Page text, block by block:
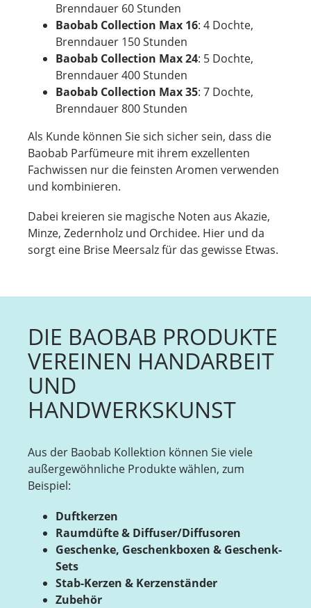
Brenndauer 60 Stunden
Baobab Collection Max 16: 4 Dochte,
Brenndauer 150 Stunden
Baobab Collection Max 24: 5 Dochte,
Brenndauer 400 Stunden
Baobab Collection Max 35: 7 Dochte,
Brenndauer 800 Stunden
Als Kunde können Sie sich sicher sein, dass die
Baobab Parfümeure mit ihrem exzellenten
Fachwissen nur die feinsten Aromen verwenden
und kombinieren.
Dabei kreieren sie magische Noten aus Akazie,
Minze, Zedernholz und Orchidee. Hier und da
sorgt eine Brise Meersalz für das gewisse Etwas.
DIE BAOBAB PRODUKTE
VEREINEN HANDARBEIT
UND
HANDWERKSKUNST
Aus der Baobab Kollektion können Sie viele
außergewöhnliche Produkte wählen, zum
Beispiel:
Duftkerzen
Raumdüfte & Diffuser/Diffusoren
Geschenke, Geschenkboxen & Geschenk-
Sets
Stab-Kerzen & Kerzenständer
Zubehör